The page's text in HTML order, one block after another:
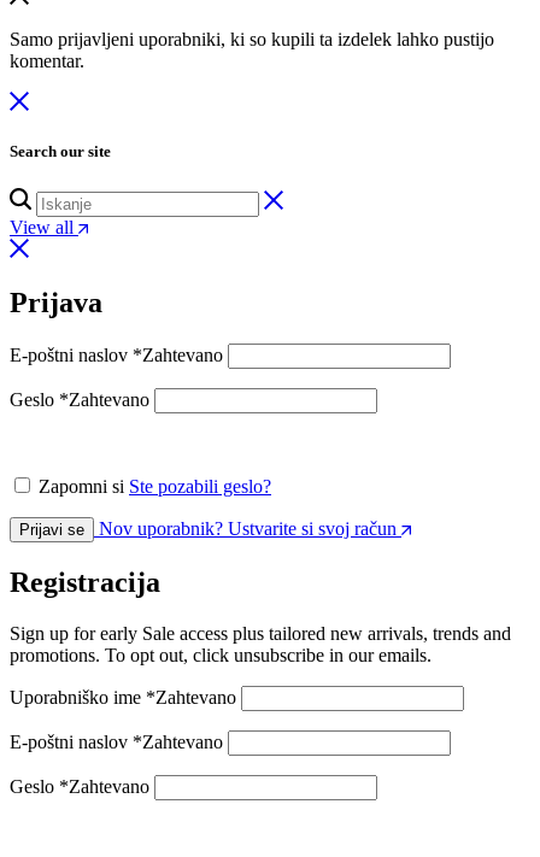
Samo prijavljeni uporabniki, ki so kupili ta izdelek lahko pustijo
komentar.
Search our site
View all
Prijava
E-poštni naslov *Zahtevano
Geslo *Zahtevano
Zapomni si Ste pozabili geslo?
Prijavi se Nov uporabnik? Ustvarite si svoj račun
Registracija
Sign up for early Sale access plus tailored new arrivals, trends and
promotions. To opt out, click unsubscribe in our emails.
Uporabniško ime *Zahtevano
E-poštni naslov *Zahtevano
Geslo *Zahtevano